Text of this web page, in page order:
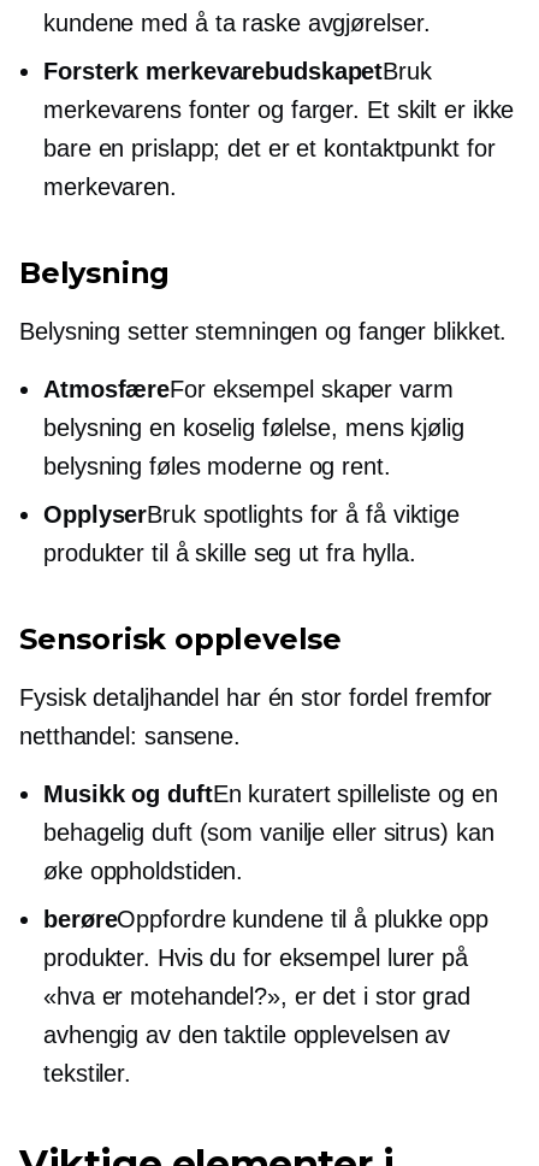
kundene med å ta raske avgjørelser.
Forsterk merkevarebudskapetBruk
merkevarens fonter og farger. Et skilt er ikke
bare en prislapp; det er et kontaktpunkt for
merkevaren.
Belysning
Belysning setter stemningen og fanger blikket.
AtmosfæreFor eksempel skaper varm
belysning en koselig følelse, mens kjølig
belysning føles moderne og rent.
OpplyserBruk spotlights for å få viktige
produkter til å skille seg ut fra hylla.
Sensorisk opplevelse
Fysisk detaljhandel har én stor fordel fremfor
netthandel: sansene.
Musikk og duftEn kuratert spilleliste og en
behagelig duft (som vanilje eller sitrus) kan
øke oppholdstiden.
berøreOppfordre kundene til å plukke opp
produkter. Hvis du for eksempel lurer på
«hva er motehandel?», er det i stor grad
avhengig av den taktile opplevelsen av
tekstiler.